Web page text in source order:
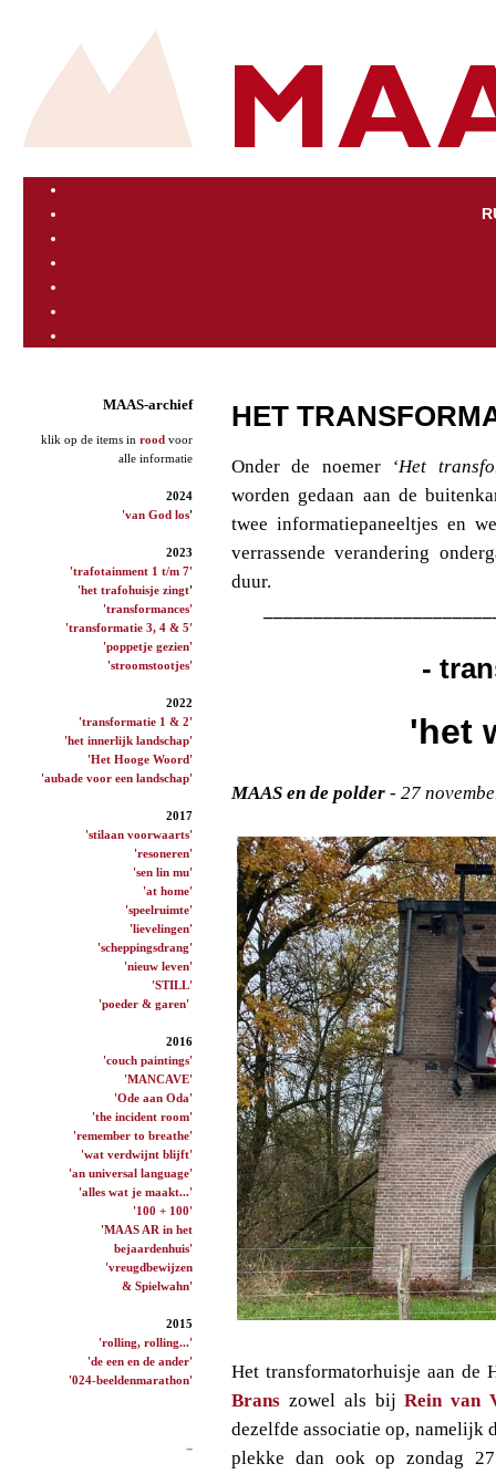
MAAS-archief
klik op de items in rood voor
alle informatie
2024
'van God los'
2023
'trafotainment 1 t/m 7'
'het trafohuisje zingt'
'transformances'
'transformatie 3, 4 & 5'
'poppetje gezien'
'stroomstootjes'
2022
'transformatie 1 & 2'
'het innerlijk landschap'
'Het Hooge Woord'
'aubade voor een landschap'
2017
'stilaan voorwaarts'
'resoneren'
'sen lin mu'
'at home'
'speelruimte'
'lievelingen'
'scheppingsdrang'
'nieuw leven'
'STILL'
'poeder & garen'
2016
'couch paintings'
'MANCAVE'
'Ode aan Oda'
'the incident room'
'remember to breathe'
'wat verdwijnt blijft'
'an universal language'
'alles wat je maakt...'
'100 + 100'
'MAAS AR in het
bejaardenhuis'
'vreugdbewijzen
& Spielwahn'
2015
'rolling, rolling...'
'de een en de ander'
'024-beeldenmarathon'
HET
Onder de noemer ‘Het
worden gedaan aan de
twee informatiepaneeltjes en
verrassende verandering
duur.
-
'het
MAAS en de polder - 27
Het transformatorhuisje aan
Brans zowel als bijRein van
dezelfde associatie op, namelijk
plekke dan ook op zondag